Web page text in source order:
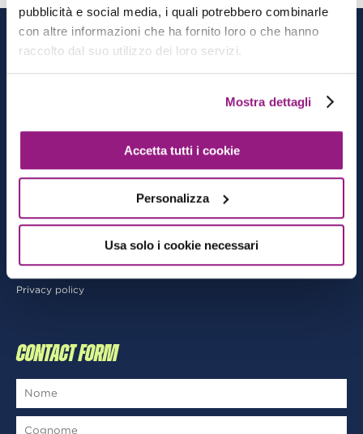
pubblicità e social media, i quali potrebbero combinarle
con altre informazioni che ha fornito loro o che hanno
raccolto dal suo utilizzo dei loro servizi.
Mostra dettagli
Accetta tutti i cookie
Personalizza
Usa solo i cookie necessari
CATEGORIE
MORE
Archivio
Privacy policy
CONTACT FORM